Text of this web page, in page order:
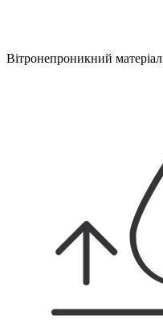
Вітронепроникний матеріал